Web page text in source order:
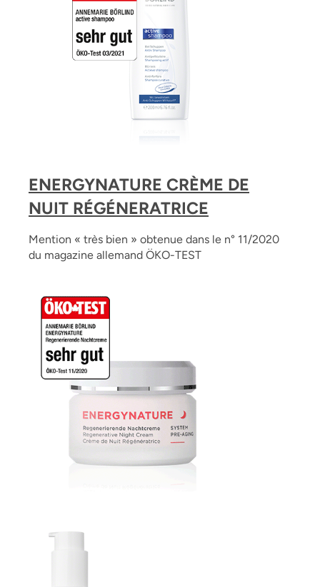
ENERGYNATURE CRÈME DE
NUIT RÉGÉNERATRICE
Mention « très bien » obtenue dans le n° 11/2020
du magazine allemand ÖKO-TEST